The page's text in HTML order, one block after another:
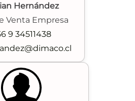
Hernández
Venta Empresa
9 34511438